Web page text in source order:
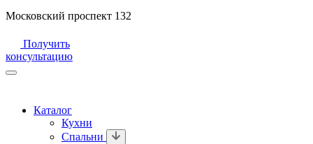
Московский проспект 132
Получить
консультацию
Каталог
Кухни
Спальни